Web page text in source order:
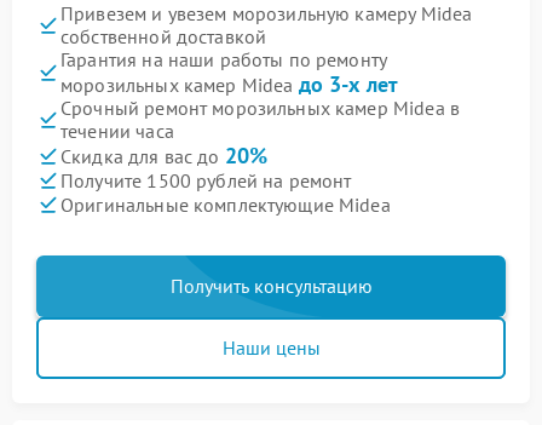
Привезем и увезем морозильную камеру Midea
собственной доставкой
Гарантия на наши работы по ремонту
морозильных камер Midea до 3-х лет
Срочный ремонт морозильных камер Midea в
течении часа
Скидка для вас до 20%
Получите 1500 рублей на ремонт
Оригинальные комплектующие Midea
Получить консультацию
Наши цены